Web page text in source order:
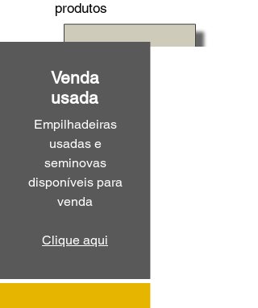
produtos
Venda
usada
Empilhadeiras
usadas e
seminovas
disponíveis para
venda
Clique aqui